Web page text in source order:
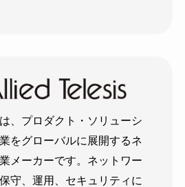
、プロダクト・ソリューシ
をグローバルに展開するネ
メーカーです。ネットワー
守、運用、セキュリティに